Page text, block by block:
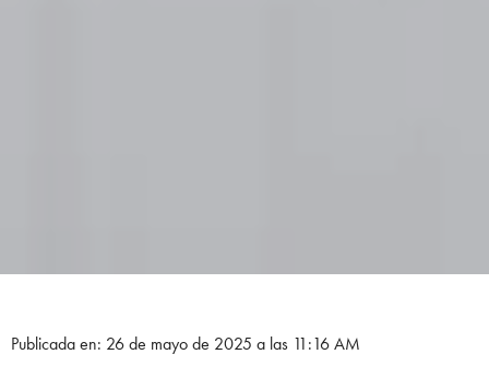
Publicada en: 26 de mayo de 2025 a las 11:16 AM